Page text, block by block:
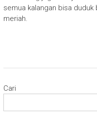
semua kalangan bisa
meriah.
Cari